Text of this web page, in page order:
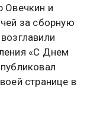
Овечкин и
за сборную
«С Днем
странице в